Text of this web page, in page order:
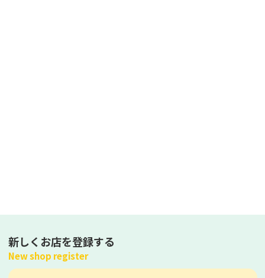
新しくお店を登録する
New shop register